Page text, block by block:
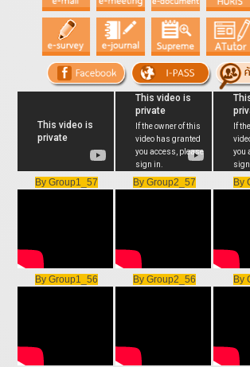
By Group1_57 By Group2_57 By
By Group1_56 By Group2_56 By